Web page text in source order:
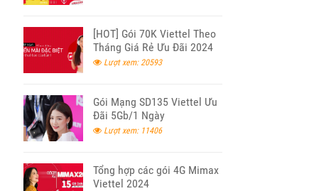
[HOT] Gói 70K Viettel Theo
Tháng Giá Rẻ Ưu Đãi 2024
Lượt xem: 20593
Gói Mạng SD135 Viettel Ưu
Đãi 5Gb/1 Ngày
Lượt xem: 11406
Tổng hợp các gói 4G Mimax
Viettel 2024